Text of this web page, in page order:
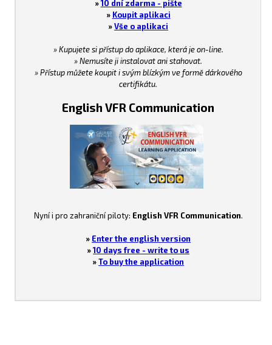
»10 dní zdarma - pište
» Koupit aplikaci
»Vše o aplikaci
» Kupujete si přístup do aplikace, která je on-line.
» Nemusíte ji instalovat ani stahovat.
» Přístup můžete koupit i svým blízkým ve formě dárkového
certifikátu.
English VFR Communication
Nyní i pro zahraniční piloty: English VFR Communication.
» Enter the english version
»10 days free - write to us
»To buy the application